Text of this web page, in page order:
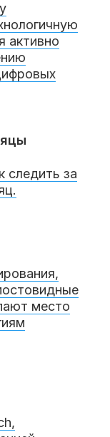
активно
следить за
место